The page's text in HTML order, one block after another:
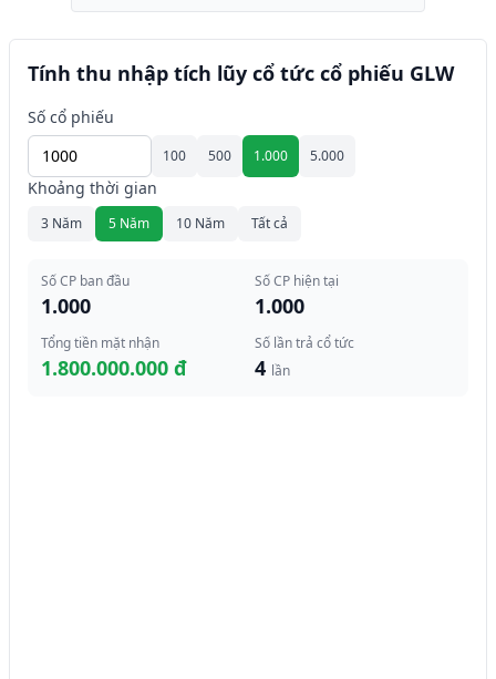
Tính thu nhập tích lũy cổ tức cổ phiếu GLW
Số cổ phiếu
100 500 1.000 5.000
Khoảng thời gian
3 Năm 5 Năm 10 Năm Tất cả
Số CP ban đầu
1.000
Số CP hiện tại
1.000
Tổng tiền mặt nhận
1.800.000.000 đ
Số lần trả cổ tức
4 lần